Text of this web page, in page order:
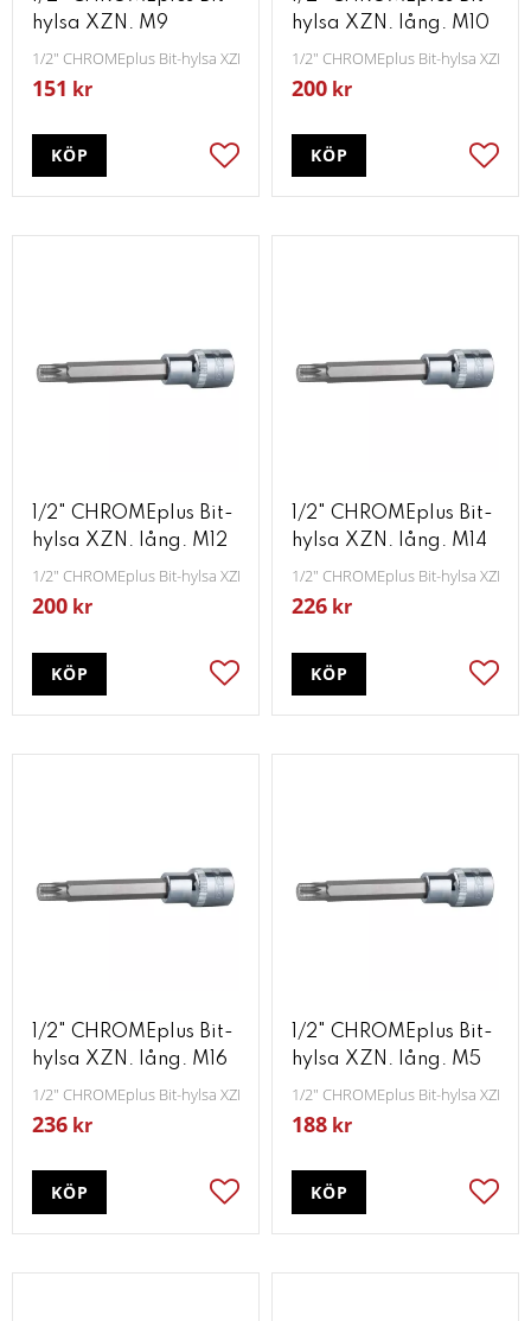
hylsa XZN. M9
1/2" CHROMEplus Bit-hylsa XZN M9
151 kr
Lägg till i favoriter
KÖP
hylsa XZN. lång. M10
1/2" CHROMEplus Bit-hylsa XZN
200 kr
KÖP
1/2" CHROMEplus Bit-
hylsa XZN. lång. M12
1/2" CHROMEplus Bit-hylsa XZN lång M12
200 kr
Lägg till i favoriter
KÖP
1/2" CHROMEplus Bit-
hylsa XZN. lång. M14
1/2" CHROMEplus Bit-hylsa XZN
226 kr
KÖP
1/2" CHROMEplus Bit-
hylsa XZN. lång. M16
1/2" CHROMEplus Bit-hylsa XZN lång M16
236 kr
Lägg till i favoriter
KÖP
1/2" CHROMEplus Bit-
hylsa XZN. lång. M5
1/2" CHROMEplus Bit-hylsa XZN
188 kr
KÖP